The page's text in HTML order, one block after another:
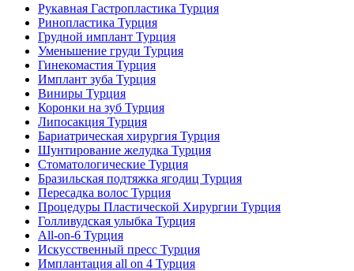
Рукавная Гастропластика Турция
Ринопластика Турция
Грудной имплант Турция
Уменьшение груди Турция
Гинекомастия Турция
Имплант зуба Турция
Виниры Турция
Коронки на зуб Турция
Липосакция Турция
Бариатрическая хирургия Турция
Шунтирование желудка Турция
Стоматологические Турция
Бразильская подтяжка ягодиц Турция
Пересадка волос Турция
Процедуры Пластической Хирургии Турция
Голливудская улыбка Турция
All-on-6 Турция
Искусственный пресс Турция
Имплантация all on 4 Турция